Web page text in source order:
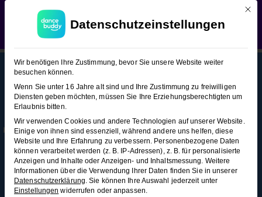
WEDDING SEASON SALE:
Hochzeitstanzkurse!Verwerfen
Boogie Woogie (Figuren-Snacks 2)
Boogie
Woogie
(Figuren-
Snacks
2)
10
American
Spin –
Variationen
4 Minuten
This content is protected, pleaseloginand
iches
AGB
Datenschutz
Widerrufsrecht
Impressum
Infos
Membership
Kontakt
FAQ
Alle Blogartikel
Schwungvoll
durchstarten: Swing
tanzen für
Anfänger*innen
Mit
Datenschutzeinstellungen
Wir benötigen Ihre Zustimmung, bevor Sie unsere Website weiter
besuchen können.
Wenn Sie unter 16 Jahre alt sind und Ihre Zustimmung zu freiwilligen
Diensten geben möchten, müssen Sie Ihre Erziehungsberechtigten um
Erlaubnis bitten.
Wir verwenden Cookies und andere Technologien auf unserer Website.
Einige von ihnen sind essenziell, während andere uns helfen, diese
Website und Ihre Erfahrung zu verbessern. Personenbezogene Daten
können verarbeitet werden (z. B. IP-Adressen), z. B. für personalisierte
Anzeigen und Inhalte oder Anzeigen- und Inhaltsmessung. Weitere
Informationen über die Verwendung Ihrer Daten finden Sie in unserer
Datenschutzerklärung. Sie können Ihre Auswahl jederzeit unter
Einstellungen widerrufen oder anpassen.